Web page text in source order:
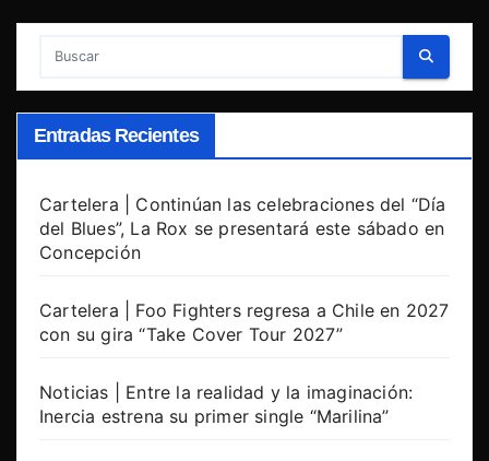
Entradas Recientes
Cartelera | Continúan las celebraciones del “Día
del Blues”, La Rox se presentará este sábado en
Concepción
Cartelera | Foo Fighters regresa a Chile en 2027
con su gira “Take Cover Tour 2027”
Noticias | Entre la realidad y la imaginación:
Inercia estrena su primer single “Marilina”